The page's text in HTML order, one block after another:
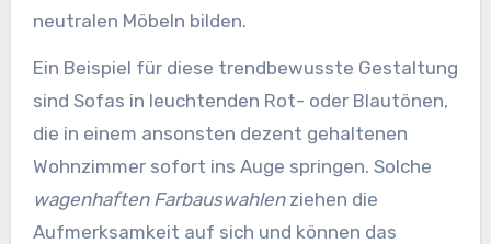
neutralen Möbeln bilden.
Ein Beispiel für diese trendbewusste Gestaltung
sind Sofas in leuchtenden Rot- oder Blautönen,
die in einem ansonsten dezent gehaltenen
Wohnzimmer sofort ins Auge springen. Solche
wagenhaften Farbauswahlenziehen die
Aufmerksamkeit auf sich und können das